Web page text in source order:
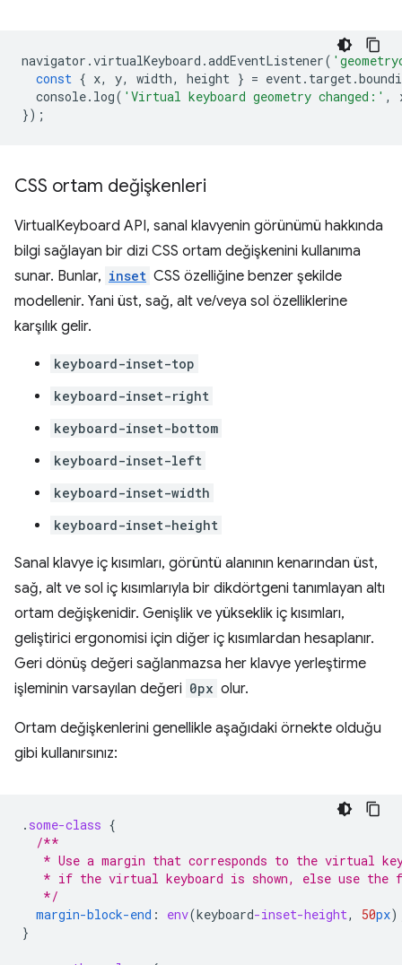
navigator .virtualKeyboard .addEventListener(
const { x, y, width, height } = event. target.
console. log( 'Virtual keyboard geometry changed:' ,
});
CSS ortam değişkenleri
VirtualKeyboard API, sanal klavyenin görünümü hakkında
bilgi sağlayan bir dizi CSS ortam değişkenini kullanıma
sunar. Bunlar, inset CSS özelliğine benzer şekilde
modellenir. Yani üst, sağ, alt ve/veya sol özelliklerine
karşılık gelir.
keyboard-inset-top
keyboard-inset-right
keyboard-inset-bottom
keyboard-inset-left
keyboard-inset-width
keyboard-inset-height
Sanal klavye iç kısımları, görüntü alanının kenarından üst,
sağ, alt ve sol iç kısımlarıyla bir dikdörtgeni tanımlayan altı
ortam değişkenidir. Genişlik ve yükseklik iç kısımları,
geliştirici ergonomisi için diğer iç kısımlardan hesaplanır.
Geri dönüş değeri sağlanmazsa her klavye yerleştirme
işleminin varsayılan değeri 0px olur.
Ortam değişkenlerini genellikle aşağıdaki örnekte olduğu
gibi kullanırsınız:
. some-class {
/**
* Use a margin that corresponds to the virtual
* if the virtual keyboard is shown, else use the
   */
margin-block-end : env(keyboard-inset-height, 50px
}